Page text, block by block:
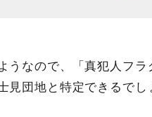
うなので、「真犯人フ
見団地と特定できるでし